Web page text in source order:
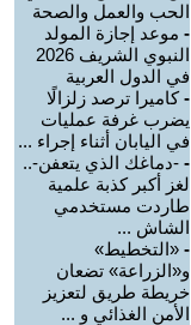
الحب والعمل والصحة
- موعد إجازة المولد
النبوي الشريف 2026
في الدول العربية
-كاميرا ترصد زلزالًا
يضرب غرفة عمليات
في اليابان أثناء إجراء ...
- -دماغك الذي يتعفن-..
لغز أكبر كذبة علمية
طاردت مستخدمي
الشاش ...
- «التخطيط»
و«الزراعة» تضعان
خريطة طريق لتعزيز
الأمن الغذائي و ...